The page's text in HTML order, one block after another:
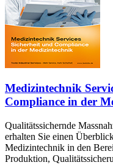
Medizintechnik
Compliance in der
Qualitätssichernde
erhalten Sie einen
Medizintechnik in den
Produktion,